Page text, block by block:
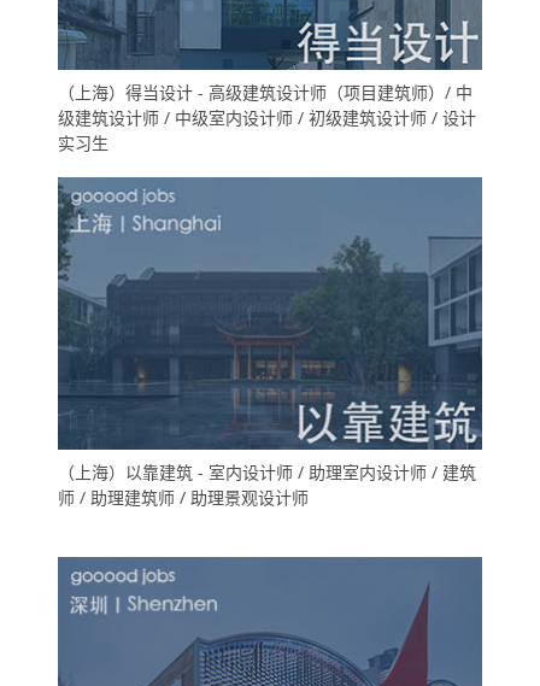
（上海）得当设计 - 高级建筑设计师（项目建筑师）/ 中
级建筑设计师 / 中级室内设计师 / 初级建筑设计师 / 设计
实习生
（上海）以靠建筑 - 室内设计师 / 助理室内设计师 / 建筑
师 / 助理建筑师 / 助理景观设计师